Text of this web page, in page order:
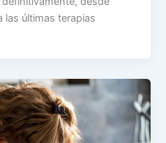
últimas terapias